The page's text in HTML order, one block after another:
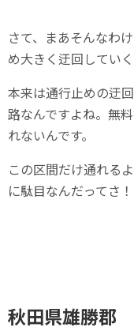
さて、まあそんなわ
め大きく迂回してい
本来は通行止めの迂
路なんですよね。無
れないんです。
この区間だけ通れる
に駄目なんだってさ！
秋田県雄勝郡